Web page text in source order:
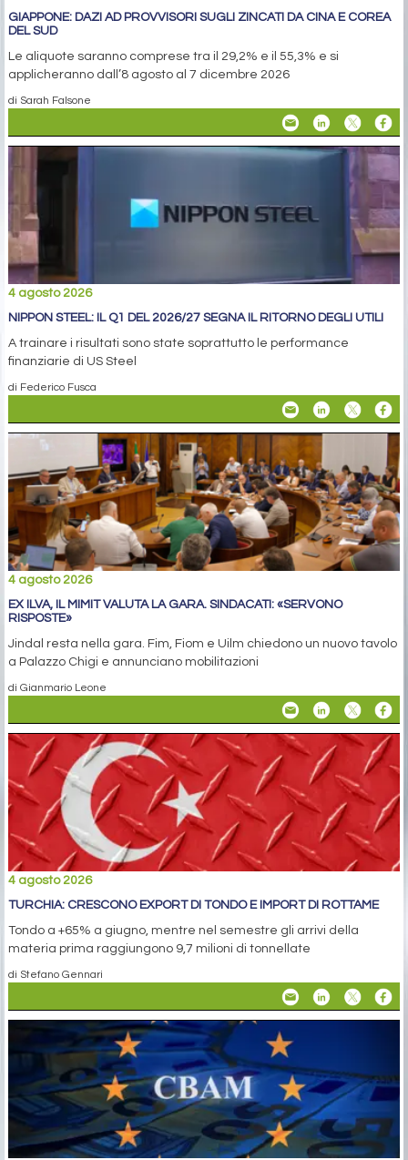
GIAPPONE: DAZI AD PROVVISORI SUGLI ZINCATI DA CINA E COREA
DEL SUD
Le aliquote saranno comprese tra il 29,2% e il 55,3% e si
applicheranno dall’8 agosto al 7 dicembre 2026
di Sarah Falsone
4 agosto 2026
NIPPON STEEL: IL Q1 DEL 2026/27 SEGNA IL RITORNO DEGLI UTILI
A trainare i risultati sono state soprattutto le performance
finanziarie di US Steel
di Federico Fusca
4 agosto 2026
EX ILVA, IL MIMIT VALUTA LA GARA. SINDACATI: «SERVONO
RISPOSTE»
Jindal resta nella gara. Fim, Fiom e Uilm chiedono un nuovo tavolo
a Palazzo Chigi e annunciano mobilitazioni
di Gianmario Leone
4 agosto 2026
TURCHIA: CRESCONO EXPORT DI TONDO E IMPORT DI ROTTAME
Tondo a +65% a giugno, mentre nel semestre gli arrivi della
materia prima raggiungono 9,7 milioni di tonnellate
di Stefano Gennari